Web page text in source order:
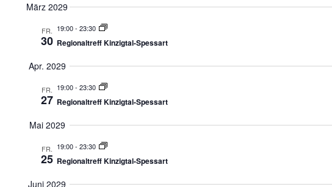
März 2029
FR.
30
19:00- 23:30
Regionaltreff Kinzigtal-Spessart
Apr. 2029
FR.
27
19:00- 23:30
Regionaltreff Kinzigtal-Spessart
Mai 2029
FR.
25
19:00- 23:30
Regionaltreff Kinzigtal-Spessart
Juni 2029